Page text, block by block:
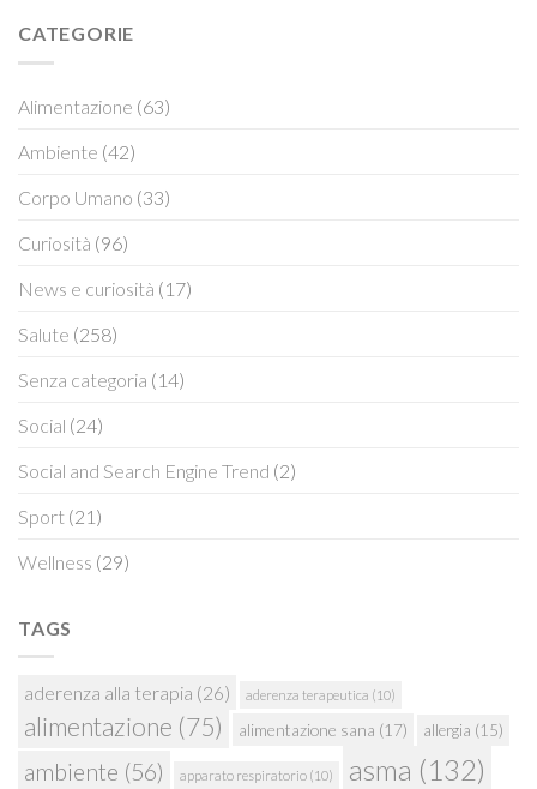
CATEGORIE
Alimentazione (63)
Ambiente (42)
Corpo Umano (33)
Curiosità (96)
News e curiosità (17)
Salute (258)
Senza categoria (14)
Social (24)
Social and Search Engine Trend (2)
Sport (21)
Wellness (29)
TAGS
aderenza alla terapia (26) aderenza terapeutica (10)
alimentazione (75) alimentazione sana (17) allergia (15)
ambiente (56) apparato respiratorio (10) asma (132)